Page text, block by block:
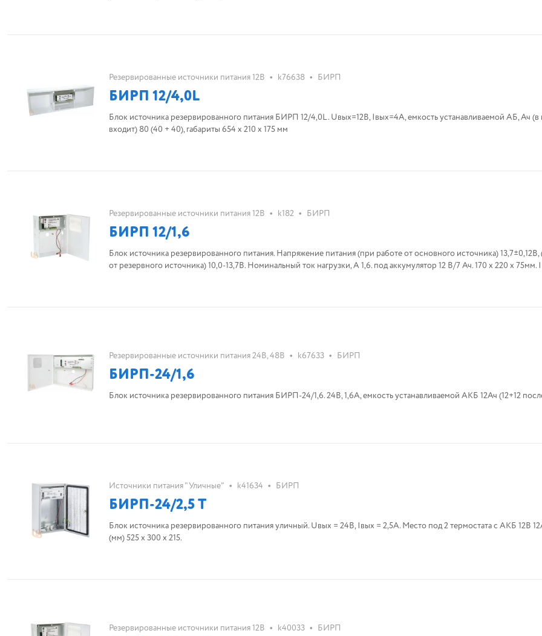
Резервированные источники питания 12В • k76638 • БИРП
БИРП 12/4,0L
Блок источника резервированного питания БИРП 12/4,0L. Uвых=12В, Iвых=4A, емкость устанавливаемой АБ, Ач (в
входит) 80 (40 + 40), габариты 654 х 210 х 175 мм
Резервированные источники питания 12В • k182 • БИРП
БИРП 12/1,6
Блок источника резервированного питания. Напряжение питания (при работе от основного источника)
от резервного источника) 10,0-13,7В. Номинальный ток нагрузки, А 1,6. под аккумулятор 12 В/7 Ач. 170 х 220 х 75мм.
Резервированные источники питания 24В, 48В • k67633 • БИРП
БИРП-24/1,6
Блок источника резервированного питания БИРП-24/1,6. 24В, 1,6А, емкость устанавливаемой АКБ 12Ач
Источники питания "Уличные" • k41634 • БИРП
БИРП-24/2,5 Т
Блок источника резервированного питания уличный. Uвых = 24В, Iвых = 2,5А. Место под 2 термостата с АКБ 12В
(мм) 525 х 300 х 215.
Резервированные источники питания 12В • k40033 • БИРП